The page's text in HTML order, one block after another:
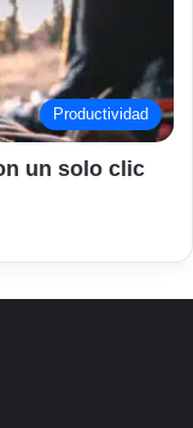
Productividad
un solo clic